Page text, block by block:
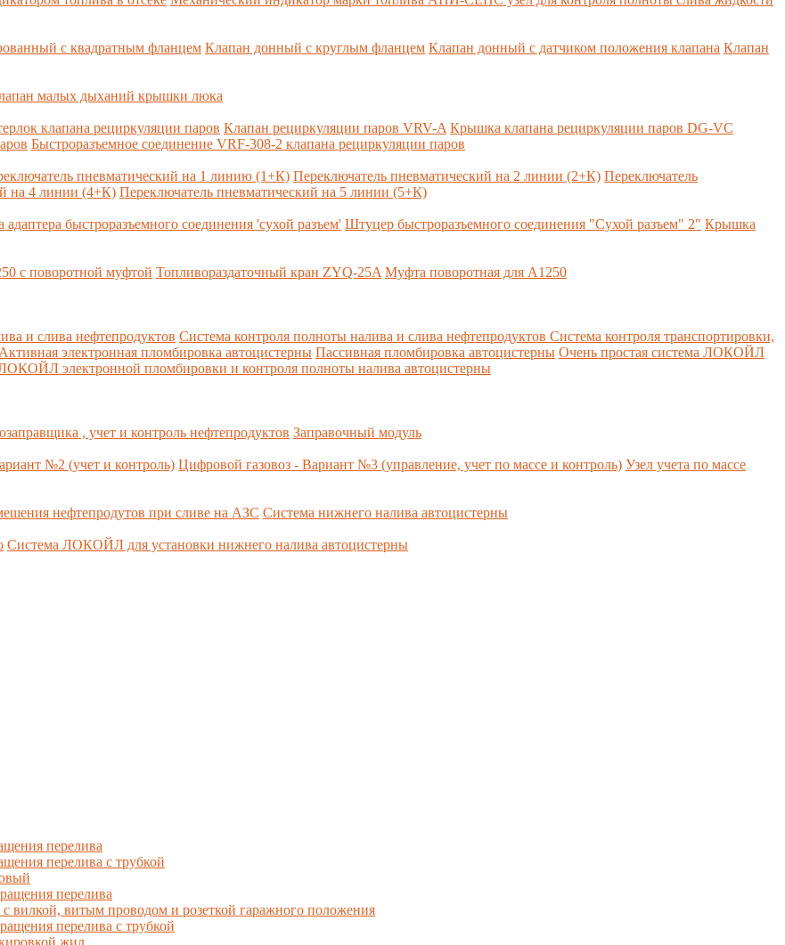
с квадратным фланцем Клапан донный с круглым фланцем Клапан донный с датчиком положения клапана Клапан
малых дыханий крышки люка
клапана рециркуляции паров Клапан рециркуляции паров VRV-A Крышка клапана рециркуляции паров DG-VC
Быстроразъемное соединение VRF-308-2 клапана рециркуляции паров
пневматический на 1 линию (1+К) Переключатель пневматический на 2 линии (2+К) Переключатель
на 4 линии (4+К) Переключатель пневматический на 5 линии (5+К)
быстроразъемного соединения 'сухой разъем' Штуцер быстроразъемного соединения "Сухой разъем" 2" Крышка
с поворотной муфтой Топливораздаточный кран ZYQ-25A Муфта поворотная для А1250
и слива нефтепродуктов Система контроля полноты налива и слива нефтепродуктов Система контроля транспортировки,
Активная электронная пломбировка автоцистерны Пассивная пломбировка автоцистерны Очень простая система ЛОКОЙЛ
электронной пломбировки и контроля полноты налива автоцистерны
, учет и контроль нефтепродуктов Заправочный модуль
№2 (учет и контроль) Цифровой газовоз - Вариант №3 (управление, учет по массе и контроль) Узел учета по массе
нефтепродутов при сливе на АЗС Система нижнего налива автоцистерны
Система ЛОКОЙЛ для установки нижнего налива автоцистерны
перелива
перелива с трубкой
перелива
витым проводом и розеткой гаражного положения
перелива с трубкой
жил